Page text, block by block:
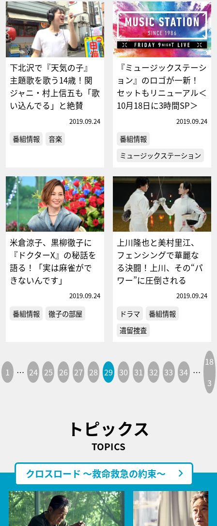
下北沢で『天気の子』
主題歌を歌う14歳！関
ジャニ・村上信五も「歌
い込んでる」と絶賛
2019.09.24
番組情報 音楽
『ミュージックステーシ
ョン』のロゴが一新！
セットもリニューアル＜
10月18日に3時間SP＞
2019.09.24
番組情報
ミュージックステーション
米倉涼子、黒柳徹子に
『ドクターX』の秘話を
語る！「実は麻雀がで
きないんです」
2019.09.24
番組情報 徹子の部屋
上川隆也と美村里江、
フェンシングで華麗な
る決闘！上川、その“パ
ワー”に圧倒される
2019.09.24
ドラマ
番組情報
遺留捜査
1 … 24 25 26 27 28 29 30 31 32 33 34 …
18
3
トピックス
TOPICS
クロスロード ～救命救急の約束～